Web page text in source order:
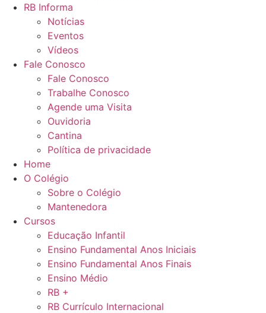
RB Informa
Notícias
Eventos
Vídeos
Fale Conosco
Fale Conosco
Trabalhe Conosco
Agende uma Visita
Ouvidoria
Cantina
Política de privacidade
Home
O Colégio
Sobre o Colégio
Mantenedora
Cursos
Educação Infantil
Ensino Fundamental Anos Iniciais
Ensino Fundamental Anos Finais
Ensino Médio
RB +
RB Currículo Internacional